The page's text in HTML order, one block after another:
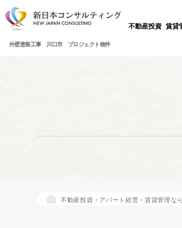
外壁塗装工事 川口市 プロジェクト物件
不動産投資 賃貸
不動産投資・アパート経営・賃貸管理な